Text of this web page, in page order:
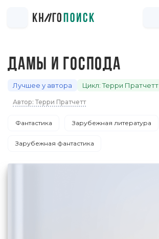
ДАМЫ И ГОСПОДА
Лучшее у автора Цикл: Терри Пратчетт
Автор: Терри Пратчетт
Фантастика Зарубежная литература
Зарубежная фантастика